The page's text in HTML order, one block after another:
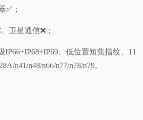
✅️；
卫星通信❌；
IP66+IP68+IP69、低位置短焦指纹、11
n41/n48/n66/n77/n78/n79。